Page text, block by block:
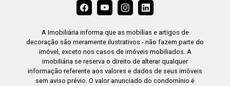
A Imobiliária informa que as mobílias e artigos de
decoração são meramente ilustrativos - não fazem parte do
imóvel, exceto nos casos de imóveis mobiliados. A
imobiliária se reserva o direito de alterar qualquer
informação referente aos valores e dados de seus imóveis
sem aviso prévio. O valor anunciado do condomínio é